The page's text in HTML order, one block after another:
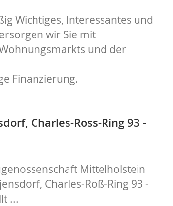
Wichtiges, Interessantes und
wir Sie mit
und der
Finanzierung.
Charles-Ross-Ring 93 -
Mittelholstein
Charles-Roß-Ring 93 -
...